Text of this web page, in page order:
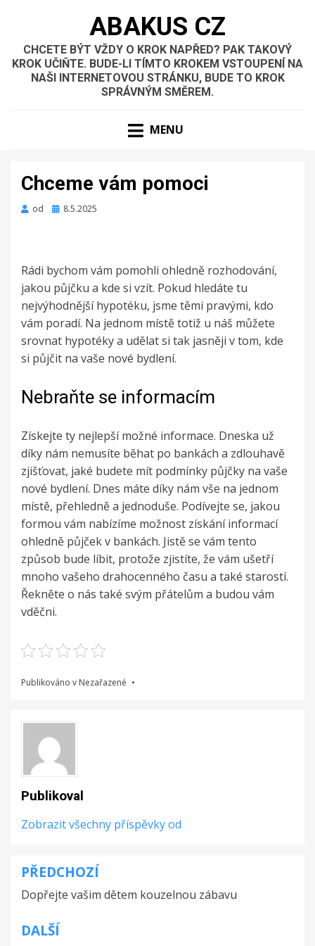
ABAKUS CZ
CHCETE BÝT VŽDY O KROK NAPŘED? PAK TAKOVÝ
KROK UČIŇTE. BUDE-LI TÍMTO KROKEM VSTOUPENÍ NA
NAŠI INTERNETOVOU STRÁNKU, BUDE TO KROK
SPRÁVNÝM SMĚREM.
MENU
Chceme vám pomoci
od
Zveřejněno
8.5.2025
Rádi bychom vám pomohli ohledně rozhodování,
jakou půjčku a kde si vzít. Pokud hledáte tu
nejvýhodnější hypotéku, jsme těmi pravými, kdo
vám poradí. Na jednom místě totiž u náš můžete
srovnat hypotékya udělat si tak jasněji v tom, kde
si půjčit na vaše nové bydlení.
Nebraňte se informacím
Získejte ty nejlepší možné informace. Dneska už
díky nám nemusíte běhat po bankách a zdlouhavě
zjišťovat, jaké budete mít podmínky půjčky na vaše
nové bydlení. Dnes máte díky nám vše na jednom
místě, přehledně a jednoduše. Podívejte se, jakou
formou vám nabízíme možnost získání informací
ohledně půjček v bankách. Jistě se vám tento
způsob bude líbit, protože zjistíte, že vám ušetří
mnoho vašeho drahocenného času a také starostí.
Řekněte o nás také svým přátelům a budou vám
vděčni.
Publikováno v Nezařazené
Publikoval
Zobrazit všechny příspěvky od
Navigace
pro
příspěvek
PŘEDCHOZÍ
Dopřejte vašim dětem kouzelnou zábavu
DALŠÍ